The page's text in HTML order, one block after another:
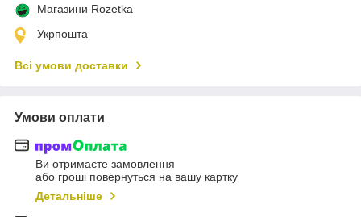
Магазини Rozetka
Укрпошта
Всі умови доставки
Умови оплати
Ви отримаєте замовлення
або гроші повернуться на вашу картку
Детальніше